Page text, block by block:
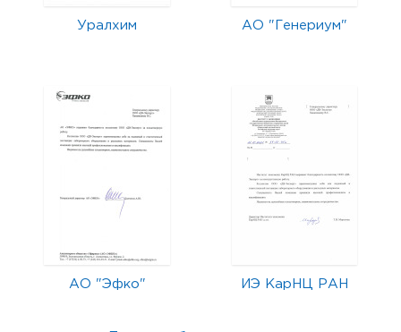
Уралхим АО "Генериум"
АО "Эфко" ИЭ КарНЦ РАН